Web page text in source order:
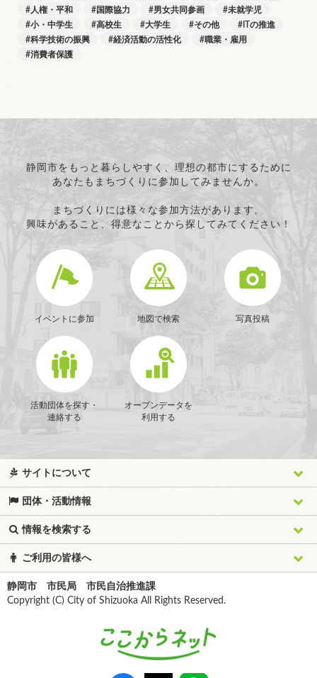
人権・平和
国際協力 男女共同参画
未就学児
小・中学生
高校生 大学生 その他
ITの推進
科学技術の振興
経済活動の活性化
職業・雇用
消費者保護
静岡市をもっと暮らしやすく、理想の都市にするために
あなたもまちづくりに参加してみませんか。
まちづくりには様々な参加方法があります。
興味があること、得意なことから探してみてください！
イベントに参加 地図で検索 写真投稿
活動団体を探す・
連絡する
オープンデータを
利用する
サイトについて
団体・活動情報
情報を検索する
ご利用の皆様へ
静岡市 市民局 市民自治推進課
Copyright (C) City of Shizuoka All Rights Reserved.